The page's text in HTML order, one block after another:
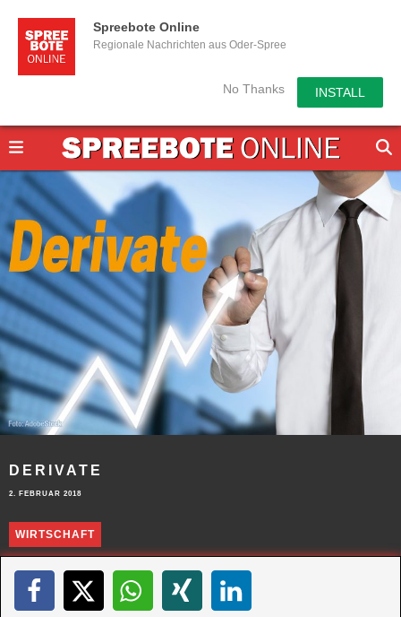
Spreebote Online
Regionale Nachrichten aus Oder-Spree
No Thanks INSTALL
DERIVATE
2. FEBRUAR 2018
WIRTSCHAFT